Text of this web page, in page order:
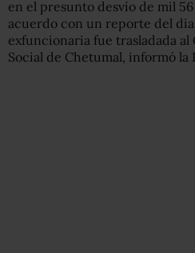
en el presunto desvío de mil
acuerdo con un reporte del
exfuncionaria fue trasladada
Social de Chetumal, informó la